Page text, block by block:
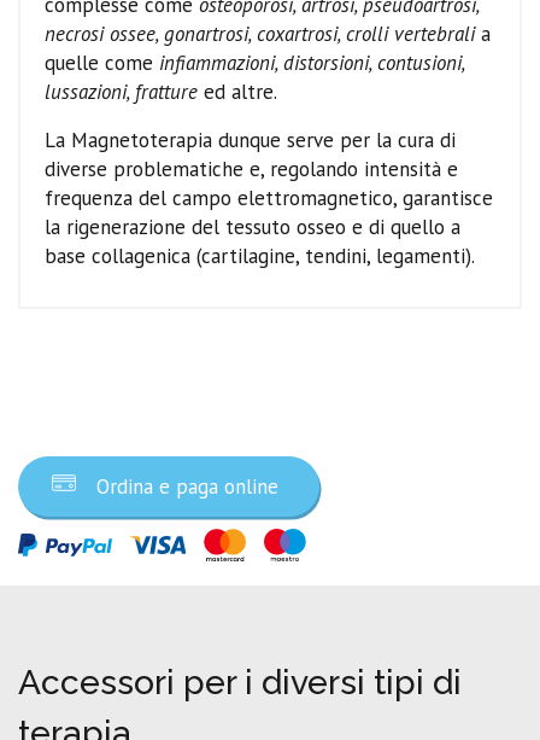
necrosi ossee, gonartrosi, coxartrosi, crolli vertebralia
quelle come infiammazioni, distorsioni, contusioni,
lussazioni, fratture ed altre.
La Magnetoterapia dunque serve per la cura di
diverse problematiche e, regolando intensità e
frequenza del campo elettromagnetico, garantisce
la rigenerazione del tessuto osseo e di quello a
base collagenica (cartilagine, tendini, legamenti).
Ordina e paga online
Accessori per i diversi tipi di